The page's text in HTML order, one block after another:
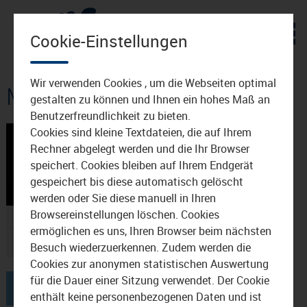
Mediathek: Schariwari
Bayerische Rauhnacht in
Waldkraiburg
25.10.2022
00:50
Cookie-Einstellungen
Wir verwenden Cookies , um die Webseiten optimal
gestalten zu können und Ihnen ein hohes Maß an
Benutzerfreundlichkeit zu bieten.
Cookies sind kleine Textdateien, die auf Ihrem
Rechner abgelegt werden und die Ihr Browser
speichert. Cookies bleiben auf Ihrem Endgerät
gespeichert bis diese automatisch gelöscht
werden oder Sie diese manuell in Ihren
Browsereinstellungen löschen. Cookies
ermöglichen es uns, Ihren Browser beim nächsten
Besuch wiederzuerkennen. Zudem werden die
Cookies zur anonymen statistischen Auswertung
für die Dauer einer Sitzung verwendet. Der Cookie
enthält keine personenbezogenen Daten und ist